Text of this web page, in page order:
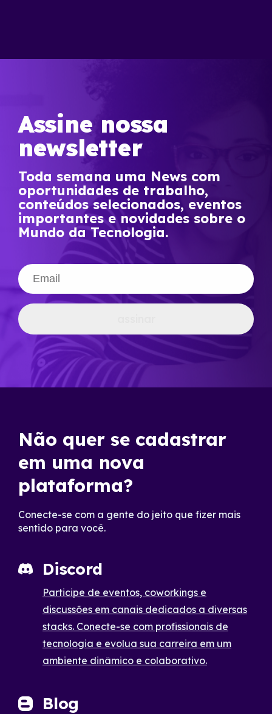
Assine nossa
newsletter
Toda semana uma News com
oportunidades de trabalho,
conteúdos selecionados, eventos
importantes e novidades sobre o
Mundo da Tecnologia.
Não quer se cadastrar
em uma nova
plataforma?
Conecte-se com a gente do jeito que fizer mais
sentido para você.
Discord
Participe de eventos, coworkings e
discussões em canais dedicados a diversas
stacks. Conecte-se com profissionais de
tecnologia e evolua sua carreira em um
ambiente dinâmico e colaborativo.
Blog